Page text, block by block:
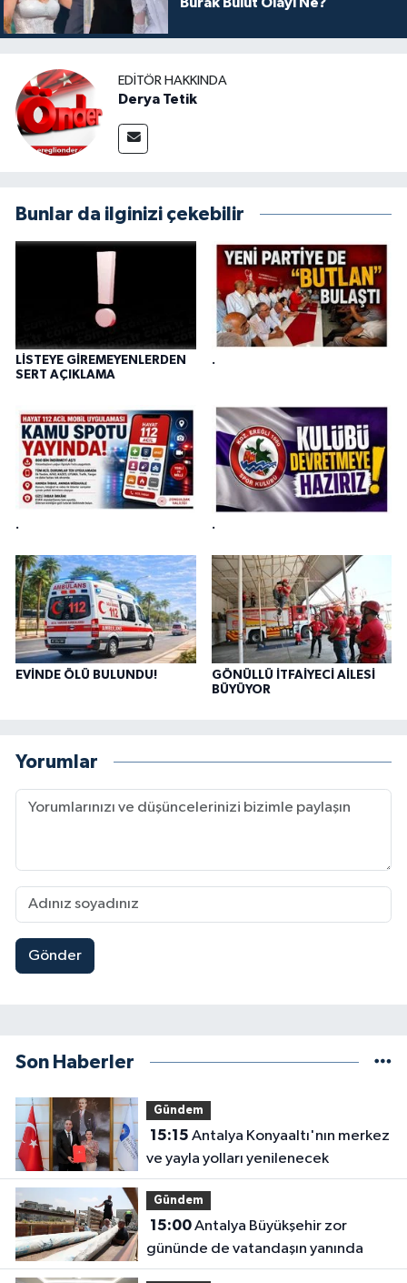
EDITÖR HAKKINDA
Derya Tetik
Bunlar da ilginizi çekebilir
LİSTEYE GİREMEYENLERDEN
SERT AÇIKLAMA
.
. .
EVİNDE ÖLÜ BULUNDU!
GÖNÜLLÜ İTFAİYECİ AİLESİ
BÜYÜYOR
Yorumlar
Gönder
Son Haberler
Gündem
15:15
ve yayla yolları yenilenecek
Gündem
15:00Antalya Büyükşehir zor
gününde de vatandaşın yanında